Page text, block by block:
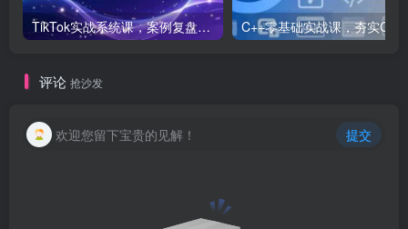
TikTok实战系统课，案例复盘、数据解析、运营执行，从0到1构建千万级电商体系（更新）
评论 抢沙发
欢迎您留下宝贵的见解！ 提交